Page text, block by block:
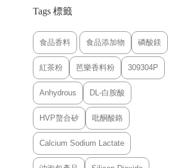
Tags 標籤
食品香料 食品添加物 磷酸鎂
紅茶粉 芭樂香料粉 309304P
Anhydrous DL-白胺酸
HVP螯合矽 吡酮酸鉻
Calcium Sodium Lactate